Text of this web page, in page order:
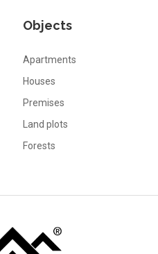
Objects
Apartments
Houses
Premises
Land plots
Forests